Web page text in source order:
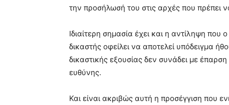
την προσήλωσή του στις αρχές που πρέπει
Ιδιαίτερη σημασία έχει και η αντίληψη που
δικαστής οφείλει να αποτελεί υπόδειγμα
δικαστικής εξουσίας δεν συνάδει με
ευθύνης.
Και είναι ακριβώς αυτή η προσέγγιση που